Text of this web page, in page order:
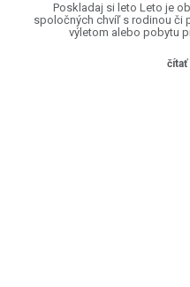
Poskladaj si leto Leto je
spoločných chvíľ s rodinou či
výletom alebo pobytu